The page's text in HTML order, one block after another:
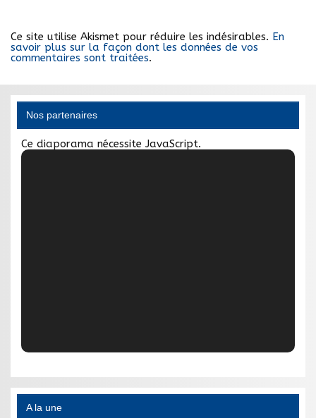
Ce site utilise Akismet pour réduire les indésirables. En
savoir plus sur la façon dont les données de vos
commentaires sont traitées.
Nos partenaires
Ce diaporama nécessite JavaScript.
A la une